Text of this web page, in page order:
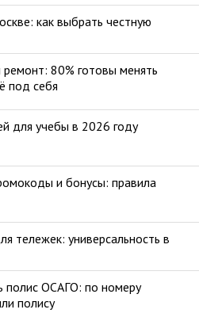
как выбрать честную
80% готовы менять
под себя
для учебы в 2026 году
и бонусы: правила
тележек: универсальность в
полис ОСАГО: по номеру
полису